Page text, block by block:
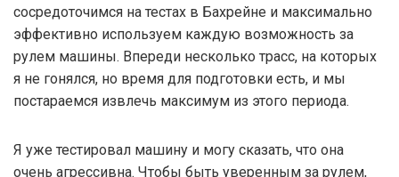
сосредоточимся на тестах в Бахрейне и максимально
эффективно используем каждую возможность за
рулем машины. Впереди несколько трасс, на которых
я не гонялся, но время для подготовки есть, и мы
постараемся извлечь максимум из этого периода.
Я уже тестировал машину и могу сказать, что она
очень агрессивна. Чтобы быть уверенным за рулем,